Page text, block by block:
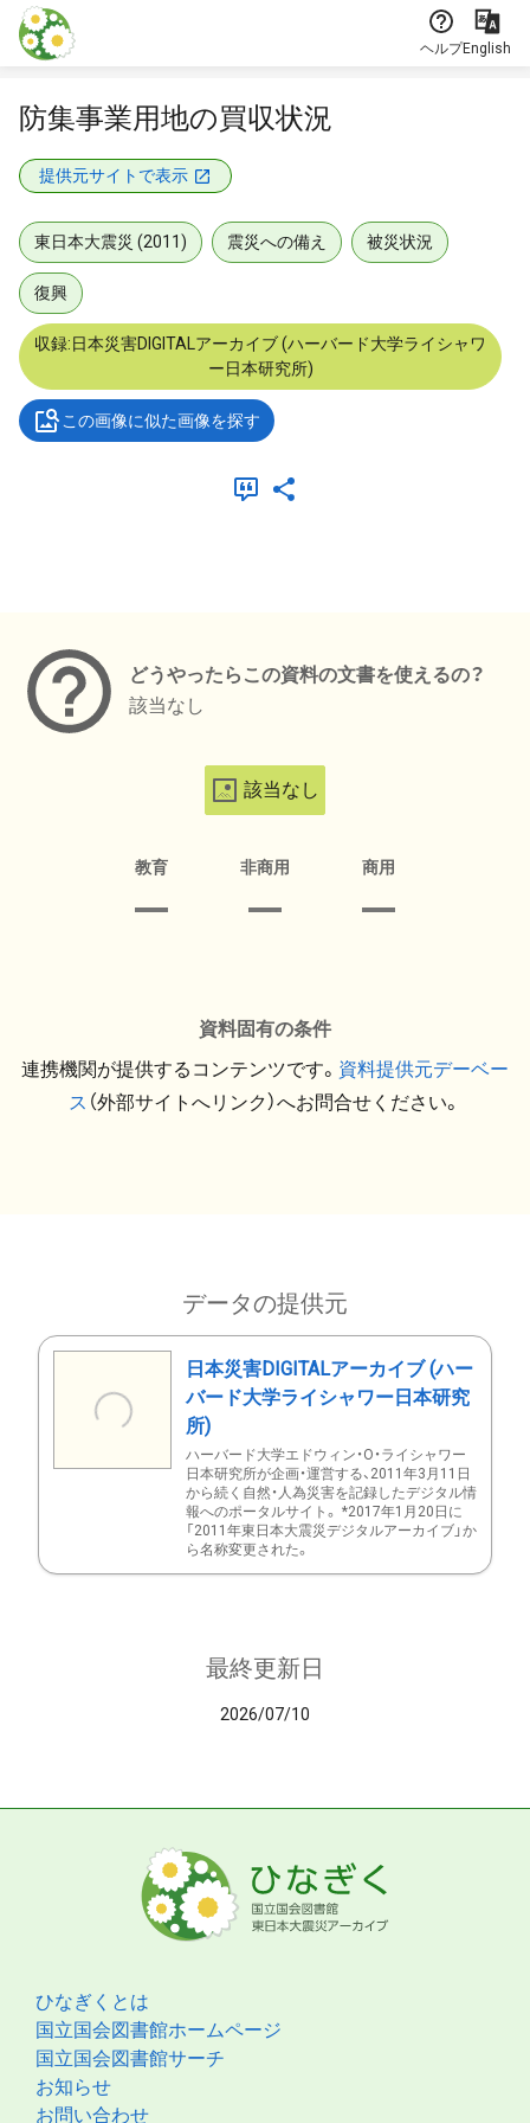
本文に飛ぶ
ヘルプEnglish
防集事業用地の買収状況
提供元サイトで表示
東日本大震災 (2011) 震災への備え 被災状況
復興
収録:日本災害DIGITALアーカイブ (ハーバード大学ライシャワ
ー日本研究所)
この画像に似た画像を探す
どうやったらこの資料の文書を使えるの？
該当なし
該当なし
教育 非商用 商用
資料固有の条件
連携機関が提供するコンテンツです。 資料提供元デーベー
ス （外部サイトへリンク）へお問合せください。
データの提供元
日本災害DIGITALアーカイブ (ハー
バード大学ライシャワー日本研究
所)
ハーバード大学エドウィン・O・ライシャワー
日本研究所が企画・運営する、2011年3月11日
から続く自然・人為災害を記録したデジタル情
報へのポータルサイト。 *2017年1月20日に
「2011年東日本大震災デジタルアーカイブ」か
ら名称変更された。
最終更新日
2026/07/10
ひなぎくとは
国立国会図書館ホームページ
国立国会図書館サーチ
お知らせ
お問い合わせ